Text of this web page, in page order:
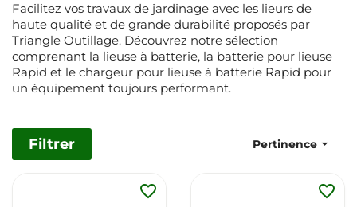
Facilitez vos travaux de jardinage avec les lieurs de
haute qualité et de grande durabilité proposés par
Triangle Outillage. Découvrez notre sélection
comprenant la lieuse à batterie, la batterie pour lieuse
Rapid et le chargeur pour lieuse à batterie Rapid pour
un équipement toujours performant.
Filtrer Pertinence
favorite_border favorite_border